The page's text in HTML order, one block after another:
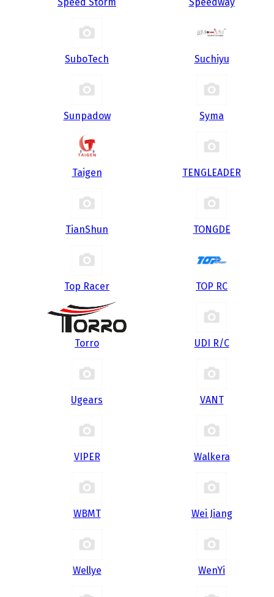
SuboTech Suchiyu
Sunpadow Syma
Taigen TENGLEADER
TianShun TONGDE
Top Racer TOP RC
Torro UDI R/С
Ugears VANT
VIPER Walkera
WBMT Wei Jiang
Wellye WenYi